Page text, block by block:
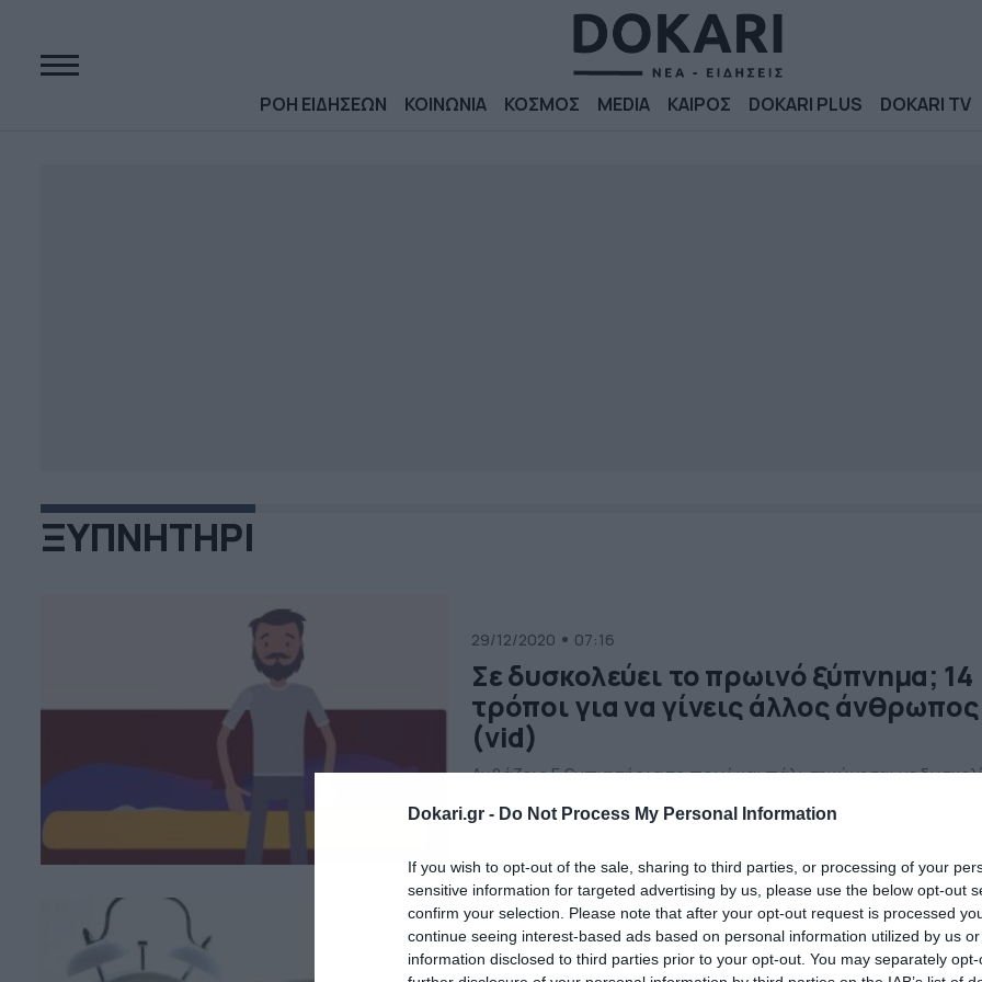
Dokari.gr - Do Not Process My Personal Information
If you wish to opt-out of the sale, sharing to third parties, or processing of your
sensitive information for targeted advertising by us, please use the below opt-out
confirm your selection. Please note that after your opt-out request is processed
continue seeing interest-based ads based on personal information utilized by us
information disclosed to third parties prior to your opt-out. You may separately
ΡΟΗ ΕΙΔΗΣΕΩΝ ΚΟΙΝΩΝΙΑ ΚΟΣΜΟΣ MEDIA ΚΑΙΡΟΣ DOKARI PLUS DOKARI TV
ΞΥΠΝΗΤΗΡΙ
29/12/2020 07:16
Σε δυσκολεύει το πρωινό ξύπνημα; 14
τρόποι για να γίνεις άλλος άνθρωπος
(vid)
Αν βάζεις 5 ξυπνητήρια το πρωί και πάλι σηκώνεσαι με
κοιμάσαι ακούς το ξυπνητήρι να χτυπά. Ανοίγεις τα μάτια
από πέντε λεπτά. Αυτό σίγουρα το σκηνικό είναι γνώριμο για
σένα έτσι; Σίγουρα […]
09/09/2020 10:58